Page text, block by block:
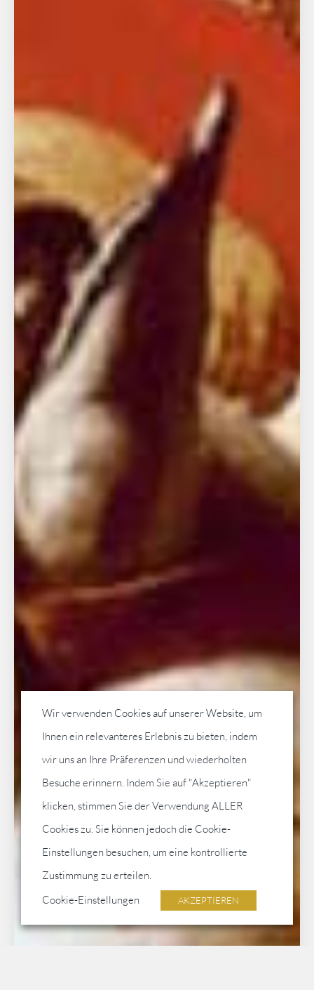
Wir verwenden Cookies auf unserer Website, um
Ihnen ein relevanteres Erlebnis zu bieten, indem
wir uns an Ihre Präferenzen und wiederholten
Besuche erinnern. Indem Sie auf "Akzeptieren"
klicken, stimmen Sie der Verwendung ALLER
Cookies zu. Sie können jedoch die Cookie-
Einstellungen besuchen, um eine kontrollierte
Zustimmung zu erteilen.
Cookie-Einstellungen
AKZEPTIEREN